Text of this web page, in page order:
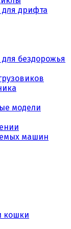
дрифта
бездорожья
модели
машин
кошки